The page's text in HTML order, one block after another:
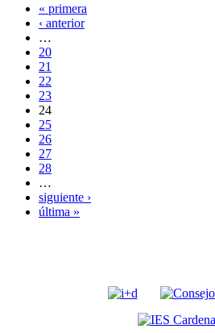
« primera
‹ anterior
…
20
21
22
23
24
25
26
27
28
…
siguiente ›
última »